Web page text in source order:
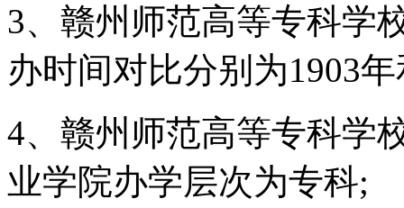
3、赣州师范高等专科学
办时间对比分别为1903
4、赣州师范高等专科学
业学院办学层次为专科;